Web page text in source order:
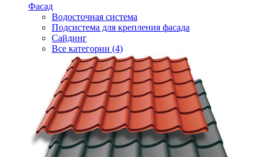
Фасад
Водосточная система
Подсистема для крепления фасада
Сайдинг
Все категории (4)